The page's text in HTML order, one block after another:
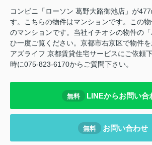
コンビニ「ローソン 葛野大路御池店」が
す。こちらの物件はマンションです。この
のマンションです。当社イチオシの物件の
ひ一度ご覧ください。京都市右京区で物件
アズライフ 京都賃貸住宅サービスにご依頼
時に075-823-6170からご質問下さい。
無料 LINEからお問い合
無料 お問い合わせ